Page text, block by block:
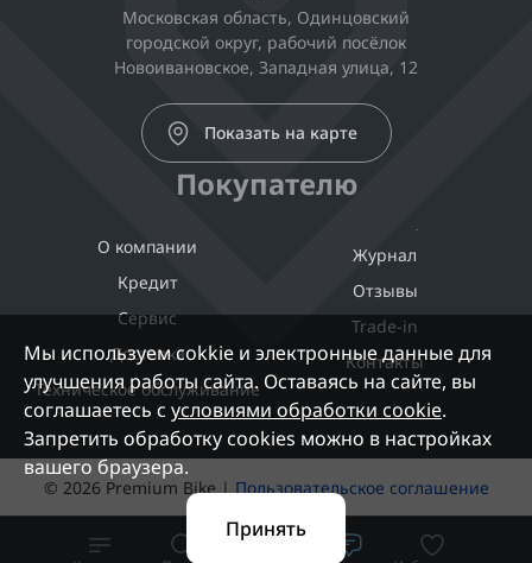
Московская область, Одинцовский
городской округ, рабочий посёлок
Новоивановское, Западная улица, 12
Показать на карте
Покупателю
О компании
Кредит
Сервис
Доставка
Техническое обслуживание
Журнал
Отзывы
Trade-in
Контакты
© 2026 Premium Bike |Пользовательское соглашение
Мы используем cokkie и электронные данные для
улучшения работы сайта. Оставаясь на сайте, вы
соглашаетесь с условиями обработки cookie.
Запретить обработку cookies можно в настройках
вашего браузера.
Принять